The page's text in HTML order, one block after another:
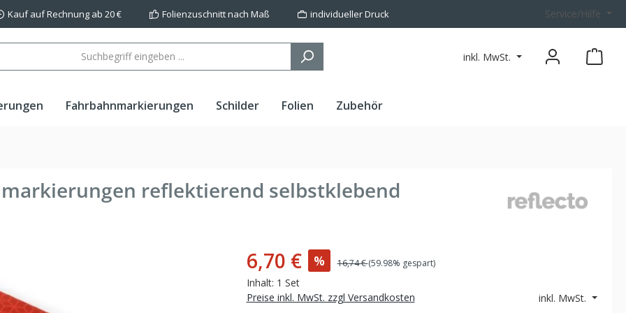
Kauf auf Rechnung ab 20 € Folienzuschnitt nach Maß individueller Druck Service/Hilfe
inkl. MwSt.
Fahrbahnmarkierungen Schilder Folien Zubehör
reflektierend selbstklebend
6,70 € % 16,74 €(59.98% gespart)
Inhalt: 1 Set
inkl. MwSt.
Preise inkl. MwSt. zzgl Versandkosten